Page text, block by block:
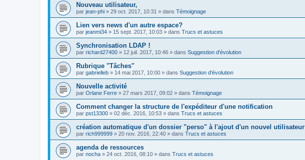
Nouveau utilisateur,
par jean-phi » 29 oct. 2017, 10:31 » dans Témoignage
Lien vers news d'un autre espace?
par jeanmi34 » 15 sept. 2017, 10:03 » dans Trucs et astuces
Synchronisation LDAP !
par richard27400 » 12 juil. 2017, 10:46 » dans Suggestion d'évolution
Rubrique "Tâches"
par gabrielleb » 14 mai 2017, 10:00 » dans Suggestion d'évolution
Nouvelle activité
par Orlane Ferre » 27 mars 2017, 09:02 » dans Témoignage
Comment changer la structure de l'expéditeur d'une notification
par pst13300 » 02 déc. 2016, 10:53 » dans Trucs et astuces
création automatique d'un dossier "perso" à l'ajout d'un nouvel utilisateur
par rich999999 » 20 nov. 2016, 22:40 » dans Trucs et astuces
agenda de ressources
par nocha » 24 oct. 2016, 08:10 » dans Trucs et astuces